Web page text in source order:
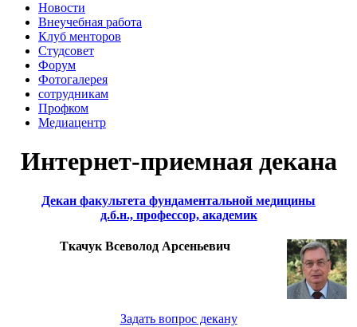
Новости
Внеучебная работа
Клуб менторов
Студсовет
Форум
Фотогалерея
сотрудникам
Профком
Медиацентр
Интернет-приемная декана
Декан факультета фундаментальной медицины
д.б.н., профессор, академик
Ткачук Всеволод Арсеньевич
Задать вопрос декану